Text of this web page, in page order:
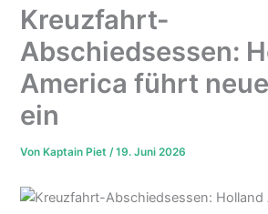
Kreuzfahrt-
Abschiedsessen:
America führt
ein
Von Kaptain Piet/19. Juni 2026